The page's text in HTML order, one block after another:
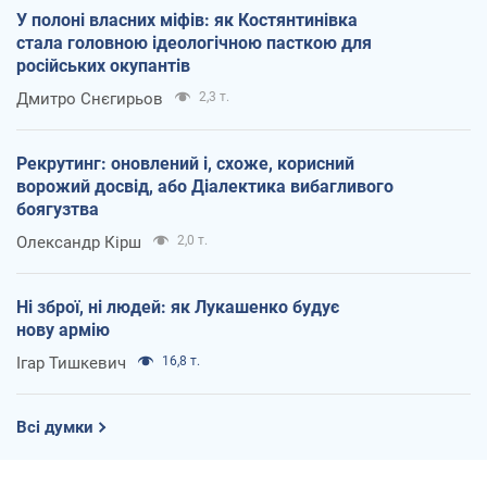
У полоні власних міфів: як Костянтинівка
стала головною ідеологічною пасткою для
російських окупантів
Дмитро Снєгирьов 2,3 т.
Рекрутинг: оновлений і, схоже, корисний
ворожий досвід, або Діалектика вибагливого
боягузтва
Олександр Кірш 2,0 т.
Ні зброї, ні людей: як Лукашенко будує
нову армію
Ігар Тишкевич 16,8 т.
Всі думки